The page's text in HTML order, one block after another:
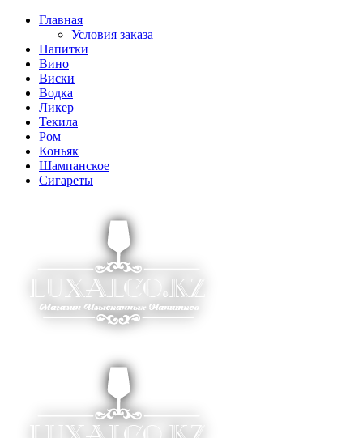
Главная
Условия заказа
Напитки
Вино
Виски
Водка
Ликер
Текила
Ром
Коньяк
Шампанское
Сигареты